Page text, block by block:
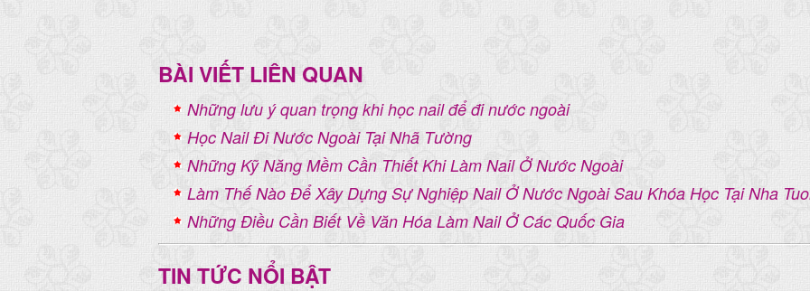
BÀI VIẾT LIÊN QUAN
Những lưu ý quan trọng khi học nail để đi nước ngoài
Học Nail Đi Nước Ngoài Tại Nhã Tường
Những Kỹ Năng Mềm Cần Thiết Khi Làm Nail Ở Nước Ngoài
Làm Thế Nào Để Xây Dựng Sự Nghiệp Nail Ở Nước Ngoài Sau Khóa Học Tại Nha
Những Điều Cần Biết Về Văn Hóa Làm Nail Ở Các Quốc Gia
TIN TỨC NỔI BẬT